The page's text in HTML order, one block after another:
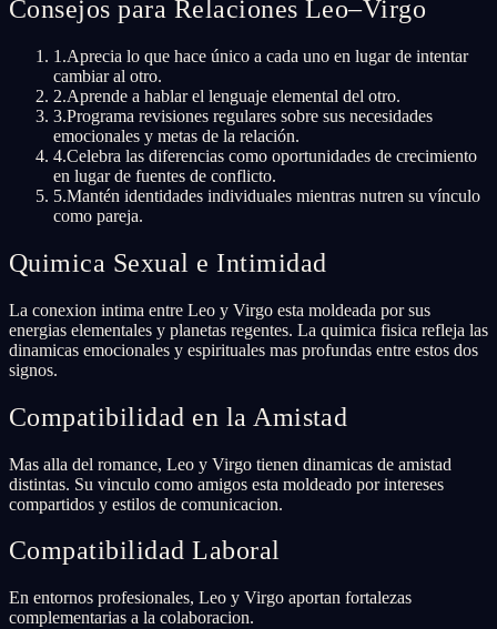
Consejos para Relaciones Leo–Virgo
1 .Aprecia lo que hace único a cada uno en lugar de intentar
cambiar al otro.
2.Aprende a hablar el lenguaje elemental del otro.
3.Programa revisiones regulares sobre sus necesidades
emocionales y metas de la relación.
4.Celebra las diferencias como oportunidades de crecimiento
en lugar de fuentes de conflicto.
5.Mantén identidades individuales mientras nutren su vínculo
como pareja.
Quimica Sexual e Intimidad
La conexion intima entre Leo y Virgo esta moldeada por sus
energias elementales y planetas regentes. La quimica fisica refleja las
dinamicas emocionales y espirituales mas profundas entre estos dos
signos.
Compatibilidad en la Amistad
Mas alla del romance, Leo y Virgo tienen dinamicas de amistad
distintas. Su vinculo como amigos esta moldeado por intereses
compartidos y estilos de comunicacion.
Compatibilidad Laboral
En entornos profesionales, Leo y Virgo aportan fortalezas
complementarias a la colaboracion.